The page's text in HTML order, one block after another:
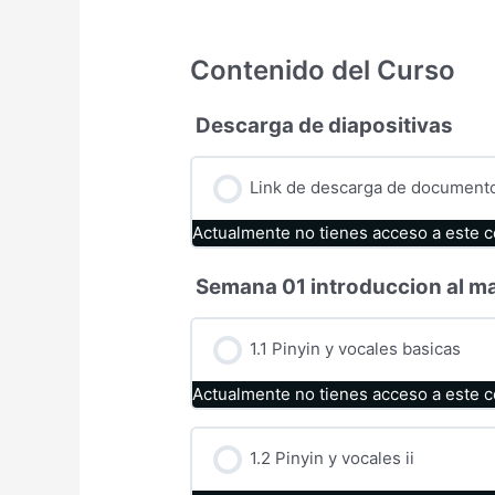
Contenido del Curso
Descarga de diapositivas
Link de descarga de
Actualmente no tienes acceso a este
Semana 01 introduccion al
1.1 Pinyin y vocales basicas
Actualmente no tienes acceso a este
1.2 Pinyin y vocales ii